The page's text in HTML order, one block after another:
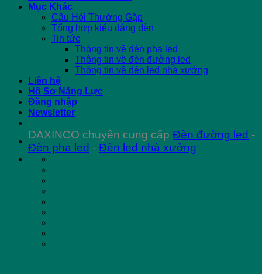
Mục Khác
Câu Hỏi Thường Gặp
Tổng hợp kiểu dáng đèn
Tin tức
Thông tin về đèn pha led
Thông tin về đèn đường led
Thông tin về đèn led nhà xưởng
Liên hệ
Hồ Sơ Năng Lực
Đăng nhập
Newsletter
DAXINCO chuyên cung cấp Đèn đường led -
Đèn pha led - Đèn led nhà xưởng